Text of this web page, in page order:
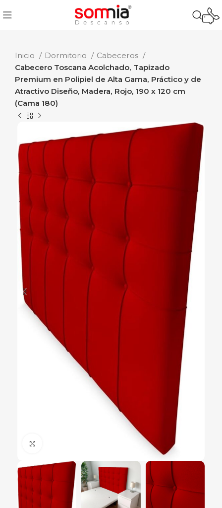
Inicio Dormitorio
Cabeceros
Cabecero Toscana Acolchado, Tapizado
Premium en Polipiel de Alta Gama, Práctico y de
Atractivo Diseño, Madera, Rojo, 190 x 120 cm
(Cama 180)